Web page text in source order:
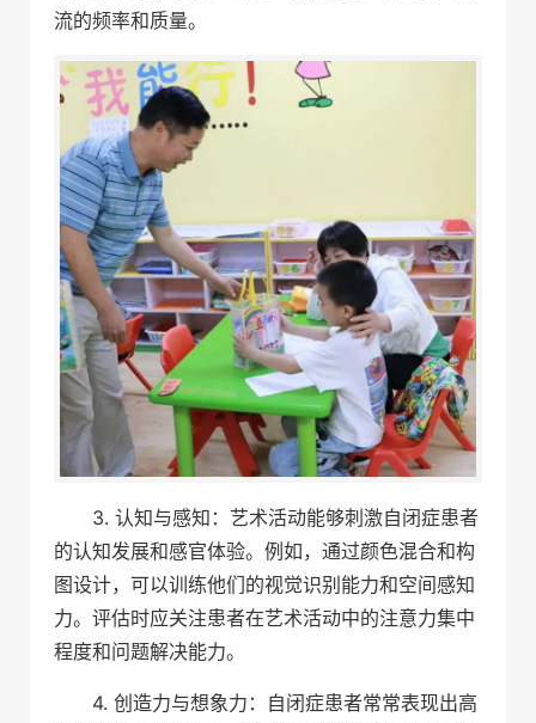
流的频率和质量。
3. 认知与感知：艺术活动能够刺激自闭症患者
的认知发展和感官体验。例如，通过颜色混合和构
图设计，可以训练他们的视觉识别能力和空间感知
力。评估时应关注患者在艺术活动中的注意力集中
程度和问题解决能力。
4. 创造力与想象力：自闭症患者常常表现出高